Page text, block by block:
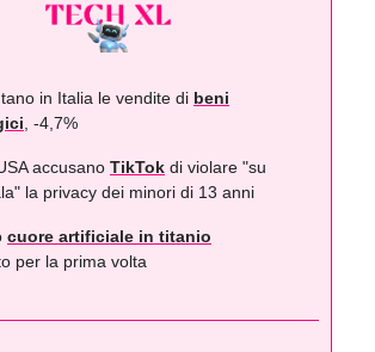
in Italia le vendite di beni
, -4,7%
accusano TikTok di violare "su
la privacy dei minori di 13 anni
cuore artificiale in titanio
per la prima volta